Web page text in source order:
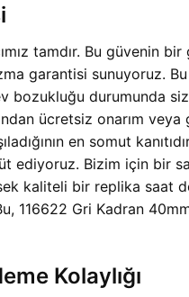
tamdır. Bu güvenin
garantisi sunuyoruz.
bozukluğu durumunda
ücretsiz onarım
en somut
Bizim için bir
kaliteli bir replika saat
116622 Gri Kadran
Kolaylığı